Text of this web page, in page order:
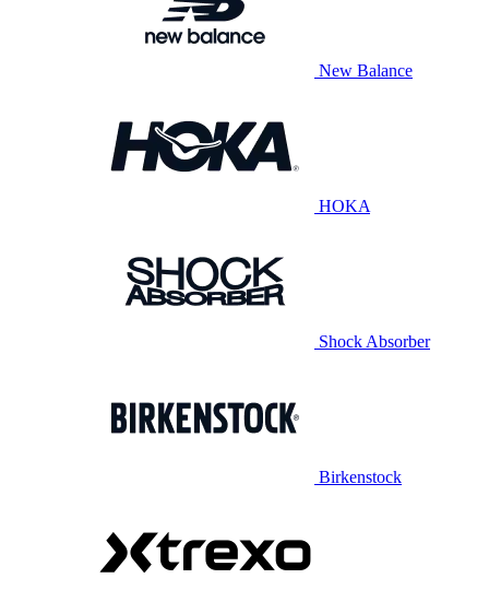
New Balance
HOKA
Shock Absorber
Birkenstock